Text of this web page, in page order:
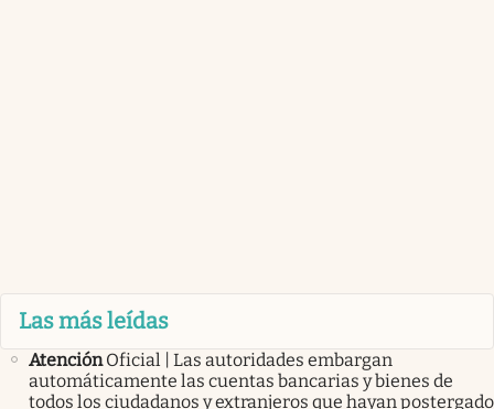
Las más leídas
Atención Oficial | Las autoridades embargan
automáticamente las cuentas bancarias y bienes de
todos los ciudadanos y extranjeros que hayan postergado